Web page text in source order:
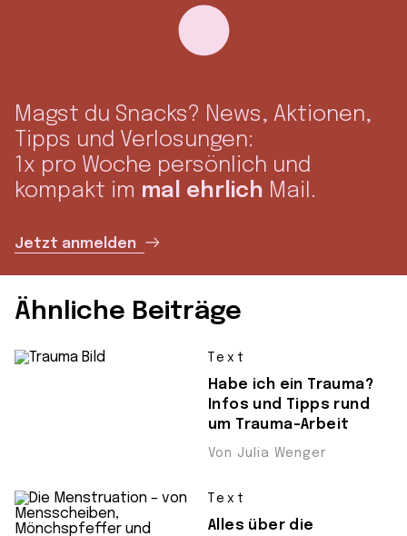
Magst du Snacks? News, Aktionen,
Tipps und Verlosungen:
1x pro Woche persönlich und
kompakt im mal ehrlich Mail.
Jetzt anmelden
Ähnliche Beiträge
Text
Habe ich ein Trauma?
Infos und Tipps rund
um Trauma-Arbeit
Von Julia Wenger
Text
Alles über die